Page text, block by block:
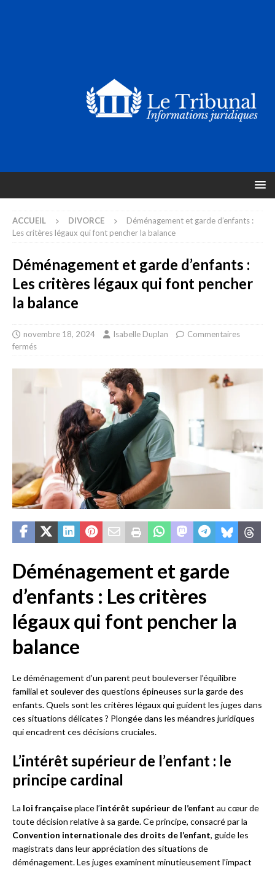
ACCUEIL DIVORCE
Déménagement et garde d’enfants :
Les critères légaux qui font pencher la balance
Déménagement et garde d’enfants :
Les critères légaux qui font pencher
la balance
novembre 18, 2024 Isabelle Duplan
Commentaires
fermés
Déménagement et garde
d’enfants : Les critères
légaux qui font pencher la
balance
Le déménagement d’un parent peut bouleverser l’équilibre
familial et soulever des questions épineuses sur la garde des
enfants. Quels sont les critères légaux qui guident les juges dans
ces situations délicates ? Plongée dans les méandres juridiques
qui encadrent ces décisions cruciales.
L’intérêt supérieur de l’enfant : le
principe cardinal
La loi françaiseplace l’intérêt supérieur de l’enfant au cœur de
toute décision relative à sa garde. Ce principe, consacré par la
Convention internationale des droits de l’enfant, guide les
magistrats dans leur appréciation des situations de
déménagement. Les juges examinent minutieusement l’impact